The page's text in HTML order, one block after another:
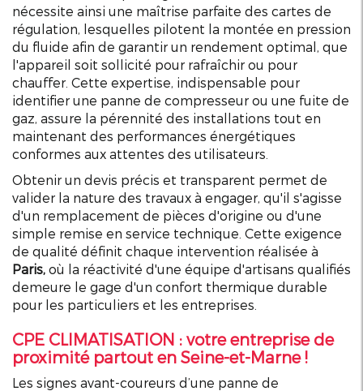
nécessite ainsi une maîtrise parfaite des cartes de
régulation, lesquelles pilotent la montée en pression
du fluide afin de garantir un rendement optimal, que
l'appareil soit sollicité pour rafraîchir ou pour
chauffer. Cette expertise, indispensable pour
identifier une panne de compresseur ou une fuite de
gaz, assure la pérennité des installations tout en
maintenant des performances énergétiques
conformes aux attentes des utilisateurs.
Obtenir un devis précis et transparent permet de
valider la nature des travaux à engager, qu'il s'agisse
d'un remplacement de pièces d'origine ou d'une
simple remise en service technique. Cette exigence
de qualité définit chaque intervention réalisée à
Paris, où la réactivité d'une équipe d'artisans qualifiés
demeure le gage d'un confort thermique durable
pour les particuliers et les entreprises.
CPE CLIMATISATION : votre entreprise de
proximité partout en Seine-et-Marne !
Les signes avant-coureurs d’une panne de